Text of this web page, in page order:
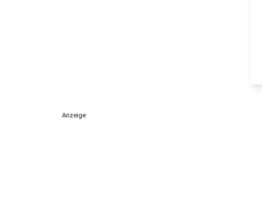
Anzeige